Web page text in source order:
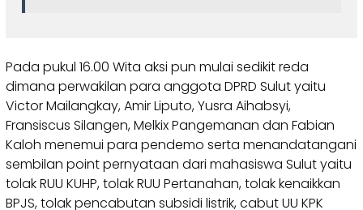
Pada pukul 16.00 Wita aksi pun mulai sedikit reda
dimana perwakilan para anggota DPRD Sulut yaitu
Victor Mailangkay, Amir Liputo, Yusra Aihabsyi,
Fransiscus Silangen, Melkix Pangemanan dan Fabian
Kaloh menemui para pendemo serta menandatangani
sembilan point pernyataan dari mahasiswa Sulut yaitu
tolak RUU KUHP, tolak RUU Pertanahan, tolak kenaikkan
BPJS, tolak pencabutan subsidi listrik, cabut UU KPK